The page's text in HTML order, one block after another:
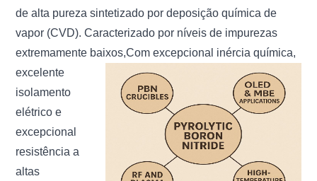
de alta pureza sintetizado por deposição química de
vapor (CVD). Caracterizado por níveis de impurezas
extremamente baixos,Com excepcional inércia química,
excelente
isolamento
elétrico e
excepcional
resistência a
altas